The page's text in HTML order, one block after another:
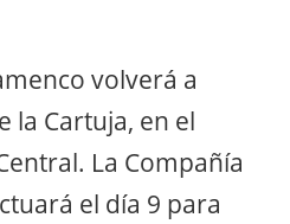
volverá a
la Cartuja, en el
La Compañía
el día 9 para